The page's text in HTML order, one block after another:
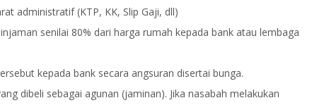
administratif (KTP, KK, Slip Gaji, dll)
senilai 80% dari harga rumah kepada bank atau lembaga
kepada bank secara angsuran disertai bunga.
dibeli sebagai agunan (jaminan). Jika nasabah melakukan